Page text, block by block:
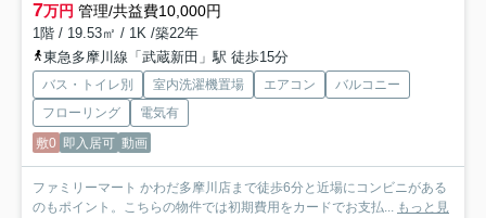
7万円 管理/共益費10,000円
1階 / 19.53㎡ / 1K /築22年
東急多摩川線「武蔵新田」駅 徒歩15分
バス・トイレ別 室内洗濯機置場 エアコン
バルコニー
フローリング
電気有
敷0 即入居可 動画
ファミリーマート かわだ多摩川店まで徒歩6分と近場にコンビニがある
のもポイント。こちらの物件では初期費用をカードでお支払... もっと見